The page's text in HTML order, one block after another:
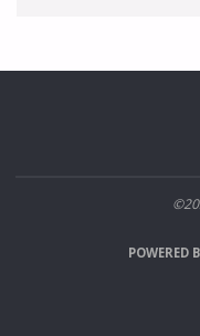
POWERED